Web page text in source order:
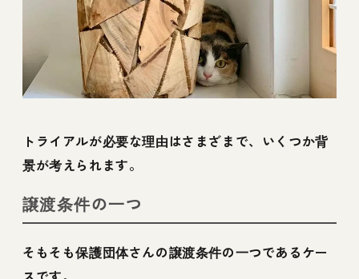
トライアルが必要な理由はさまざまで、いくつか背
景が考えられます。
譲渡条件の一つ
そもそも保護団体さんの譲渡条件の一つであるケー